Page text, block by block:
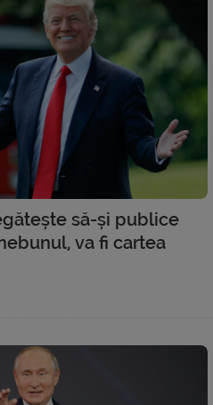
să-și publice
va fi cartea